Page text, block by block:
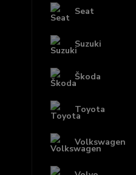
Seat
Suzuki
Škoda
Toyota
Volkswagen